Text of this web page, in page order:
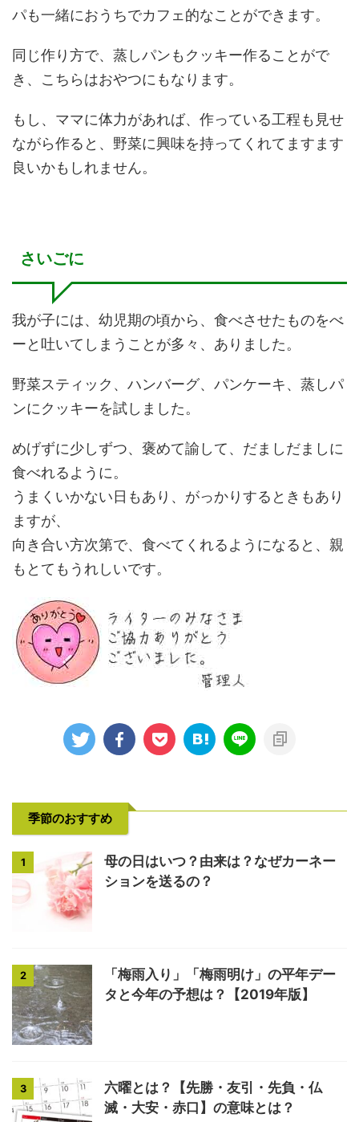
パも一緒におうちでカフェ的なことができます。
同じ作り方で、蒸しパンもクッキー作ることがで
き、こちらはおやつにもなります。
もし、ママに体力があれば、作っている工程も見せ
ながら作ると、野菜に興味を持ってくれてますます
良いかもしれません。
さいごに
我が子には、幼児期の頃から、食べさせたものをべ
ーと吐いてしまうことが多々、ありました。
野菜スティック、ハンバーグ、パンケーキ、蒸しパ
ンにクッキーを試しました。
めげずに少しずつ、褒めて諭して、だましだましに
食べれるように。
うまくいかない日もあり、がっかりするときもあり
ますが、
向き合い方次第で、食べてくれるようになると、親
もとてもうれしいです。
季節のおすすめ
1
母の日はいつ？由来は？なぜカーネー
ションを送るの？
2
「梅雨入り」「梅雨明け」の平年デー
タと今年の予想は？【2019年版】
3
六曜とは？【先勝・友引・先負・仏
滅・大安・赤口】の意味とは？